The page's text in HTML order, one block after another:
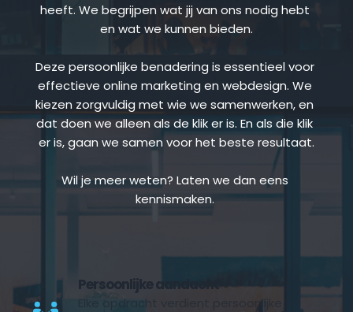
heeft. We begrijpen wat jij van ons nodig hebt
en wat we kunnen bieden.
Deze persoonlijke benadering is essentieel voor
effectieve online marketing en webdesign. We
kiezen zorgvuldig met wie we samenwerken, en
dat doen we alleen als de klik er is. En als die klik
er is, gaan we samen voor het beste resultaat.
Wil je meer weten? Laten we dan eens
kennismaken.
Persoonlijke aandacht
Elke opdracht verdient persoonlijke